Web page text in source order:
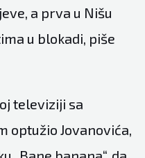
a prva u Nišu
u blokadi, piše
televiziji sa
optužio Jovanovića,